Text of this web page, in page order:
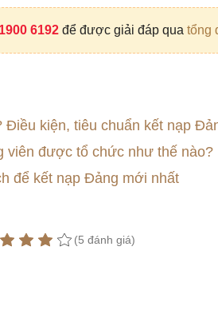
1900 6192để được giải đáp qua tổng
Điều kiện, tiêu chuẩn kết nạp
viên được tổ chức như thế nào?
để kết nạp Đảng mới nhất
(5 đánh giá)